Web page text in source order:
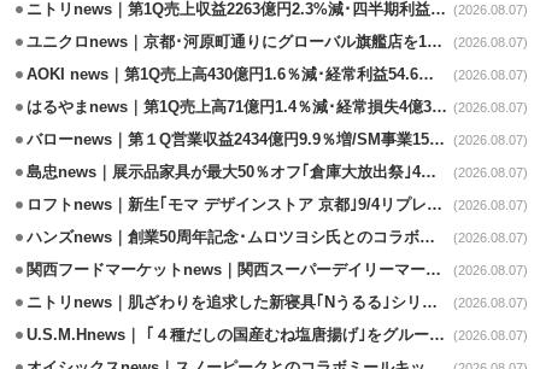
ニトリnews｜第1Q売上収益2263億円2.3%減･四半期利益1.4％減 (2026.08.07)
ユニクロnews｜京都･河原町通りにグローバル旗艦店を11/6開設 (2026.08.07)
AOKI news｜第1Q売上高430億円1.6％減･経常利益54.6％減 (2026.08.07)
はるやまnews｜第1Q売上高71億円1.4％減･経常損失4億3800万円 (2026.08.07)
バローnews｜第１Q営業収益2434億円9.9％増/SM事業15.5％増と絶好調 (2026.08.07)
島忠news｜展示品家具が最大50％オフ｢倉庫大放出祭｣4店舗限定で開催 (2026.08.07)
ロフトnews｜新生｢モマ デザインストア 京都｣9/4リプレイスオープン (2026.08.07)
ハンズnews｜創業50周年記念･ムロツヨシ氏とのコラボ企画｢ムロハンズ｣開催 (2026.08.07)
関西フードマーケットnews｜関西スーパーデイリーマート蒲生店8/7改装 (2026.08.07)
ニトリnews｜肌ざわりを追求した新寝具｢Nうるる｣シリーズを発売 (2026.08.07)
U.S.M.Hnews｜ ｢４種だしの国産むね塩唐揚げ｣をグループ610店で共同販促 (2026.08.07)